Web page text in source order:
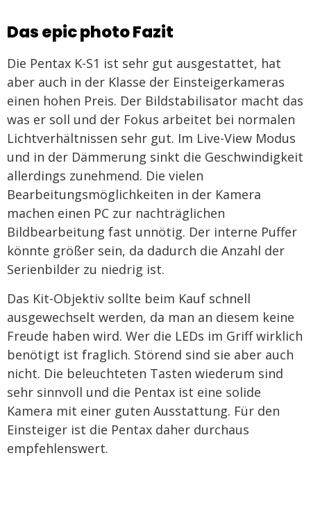
Das epic photo Fazit
Die Pentax K-S1 ist sehr gut ausgestattet, hat
aber auch in der Klasse der Einsteigerkameras
einen hohen Preis. Der Bildstabilisator macht das
was er soll und der Fokus arbeitet bei normalen
Lichtverhältnissen sehr gut. Im Live-View Modus
und in der Dämmerung sinkt die Geschwindigkeit
allerdings zunehmend. Die vielen
Bearbeitungsmöglichkeiten in der Kamera
machen einen PC zur nachträglichen
Bildbearbeitung fast unnötig. Der interne Puffer
könnte größer sein, da dadurch die Anzahl der
Serienbilder zu niedrig ist.
Das Kit-Objektiv sollte beim Kauf schnell
ausgewechselt werden, da man an diesem keine
Freude haben wird. Wer die LEDs im Griff wirklich
benötigt ist fraglich. Störend sind sie aber auch
nicht. Die beleuchteten Tasten wiederum sind
sehr sinnvoll und die Pentax ist eine solide
Kamera mit einer guten Ausstattung. Für den
Einsteiger ist die Pentax daher durchaus
empfehlenswert.